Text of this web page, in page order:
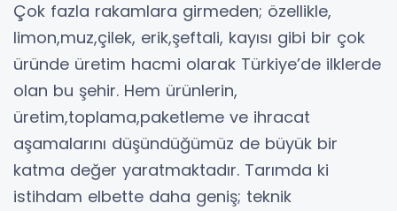
Çok fazla rakamlara girmeden; özellikle,
limon,muz,çilek, erik,şeftali, kayısı gibi bir çok
üründe üretim hacmi olarak Türkiye’de ilklerde
olan bu şehir. Hem ürünlerin,
üretim,toplama,paketleme ve ihracat
aşamalarını düşündüğümüz de büyük bir
katma değer yaratmaktadır. Tarımda ki
istihdam elbette daha geniş; teknik